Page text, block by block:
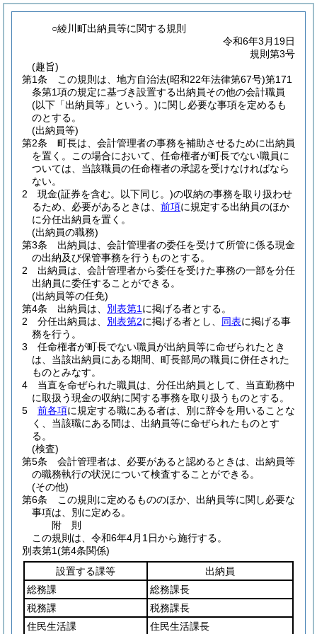
○綾川町出納員等に関する規則
令和6年3月19日
規則第3号
(趣旨)
第1条
この規則は、地方自治法(昭和22年法律第67号)第171
条第1項の規定に基づき設置する出納員その他の会計職員
(以下「出納員等」という。)に関し必要な事項を定めるも
のとする。
(出納員等)
第2条
町長は、会計管理者の事務を補助させるために出納員
を置く。
この場合において、任命権者が町長でない職員に
ついては、当該職員の任命権者の承認を受けなければなら
ない。
2
現金(証券を含む。以下同じ。)の収納の事務を取り扱わせ
るため、必要があるときは、 前項に規定する出納員のほか
に分任出納員を置く。
(出納員の職務)
第3条
出納員は、会計管理者の委任を受けて所管に係る現金
の出納及び保管事務を行うものとする。
2
出納員は、会計管理者から委任を受けた事務の一部を分任
出納員に委任することができる。
(出納員等の任免)
第4条
出納員は、 別表第1 に掲げる者とする。
2
分任出納員は、 別表第2に掲げる者とし、 同表に掲げる事
務を行う。
3
任命権者が町長でない職員が出納員等に命ぜられたとき
は、当該出納員にある期間、町長部局の職員に併任された
ものとみなす。
4
当直を命ぜられた職員は、分任出納員として、当直勤務中
に取扱う現金の収納に関する事務を取り扱うものとする。
5
前各項に規定する職にある者は、別に辞令を用いることな
く、当該職にある間は、出納員等に命ぜられたものとす
る。
(検査)
第5条
会計管理者は、必要があると認めるときは、出納員等
の職務執行の状況について検査することができる。
(その他)
第6条
この規則に定めるもののほか、出納員等に関し必要な
事項は、別に定める。
附 則
この規則は、令和6年4月1日から施行する。
別表第1(第4条関係)
設置する課等
出納員
総務課
総務課長
税務課
税務課長
住民生活課
住民生活課長